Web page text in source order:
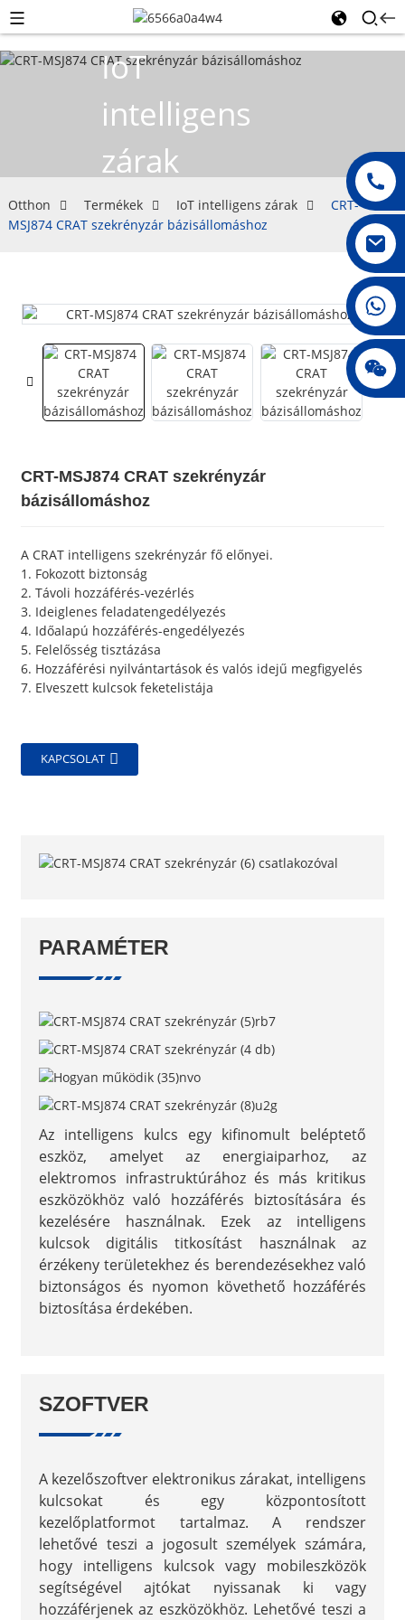
008615396811719
jenny010678
IoT
intelligens
zárak
Otthon Termékek IoT intelligens zárak
CRT-
MSJ874 CRAT szekrényzár bázisállomáshoz
CRT-MSJ874 CRAT szekrényzár
bázisállomáshoz
A CRAT intelligens szekrényzár fő előnyei.
1. Fokozott biztonság
2. Távoli hozzáférés-vezérlés
3. Ideiglenes feladatengedélyezés
4. Időalapú hozzáférés-engedélyezés
5. Felelősség tisztázása
6. Hozzáférési nyilvántartások és valós idejű megfigyelés
7. Elveszett kulcsok feketelistája
KAPCSOLAT
PARAMÉTER
Az intelligens kulcs egy kifinomult beléptető
eszköz, amelyet az energiaiparhoz, az
elektromos infrastruktúrához és más kritikus
eszközökhöz való hozzáférés biztosítására és
kezelésére használnak. Ezek az intelligens
kulcsok digitális titkosítást használnak az
érzékeny területekhez és berendezésekhez való
biztonságos és nyomon követhető hozzáférés
biztosítása érdekében.
SZOFTVER
A kezelőszoftver elektronikus zárakat, intelligens
kulcsokat és egy központosított
kezelőplatformot tartalmaz. A rendszer
lehetővé teszi a jogosult személyek számára,
hogy intelligens kulcsok vagy mobileszközök
segítségével ajtókat nyissanak ki vagy
hozzáférjenek az eszközökhöz. Lehetővé teszi a